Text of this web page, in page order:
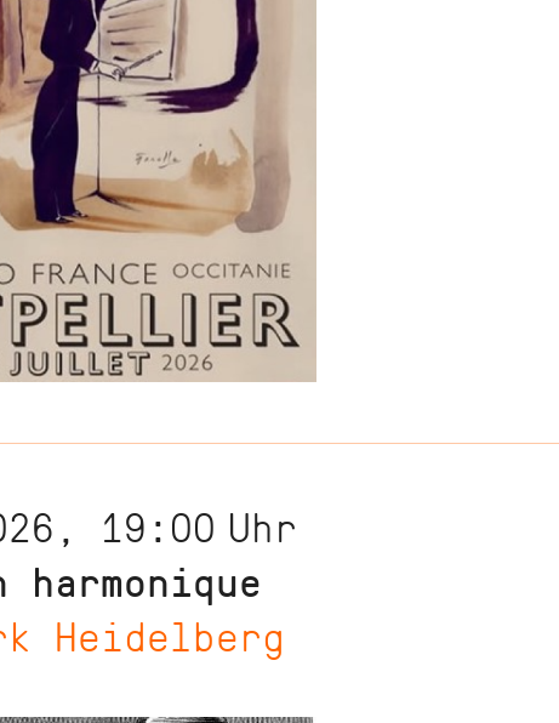
19:00 Uhr
Heidelberg